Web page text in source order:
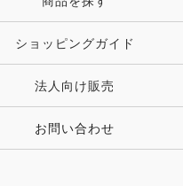
ショッピングガイド
法人向け販売
お問い合わせ